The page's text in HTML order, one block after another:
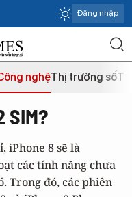
Đăng nhập
nghệThị trường số
SIM?
iPhone 8 sẽ là
các tính năng chưa
Trong đó, các phiên